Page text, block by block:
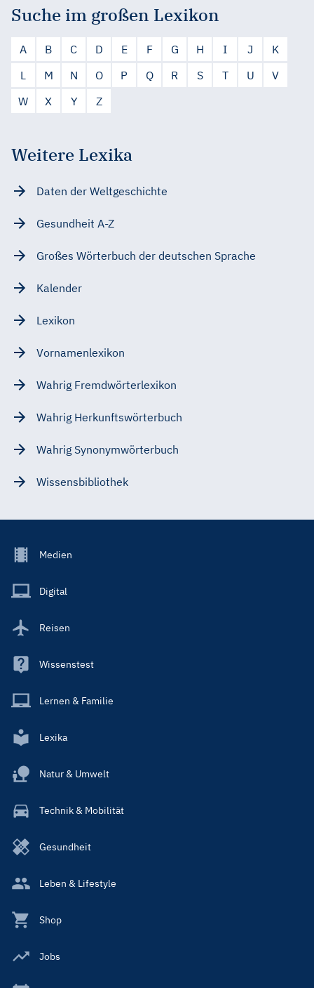
Suche im großen Lexikon
A B C D E F G H I J
K
L
M N O P Q R S T U
V
W
X Y Z
Weitere Lexika
Daten der Weltgeschichte
Gesundheit A-Z
Großes Wörterbuch der deutschen Sprache
Kalender
Lexikon
Vornamenlexikon
Wahrig Fremdwörterlexikon
Wahrig Herkunftswörterbuch
Wahrig Synonymwörterbuch
Wissensbibliothek
Footer
Main
Medien
Digital
Reisen
Wissenstest
Lernen & Familie
Lexika
Natur & Umwelt
Technik & Mobilität
Gesundheit
Leben & Lifestyle
Shop
Jobs